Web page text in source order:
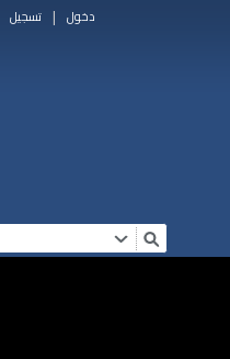
دخول | تسجيل